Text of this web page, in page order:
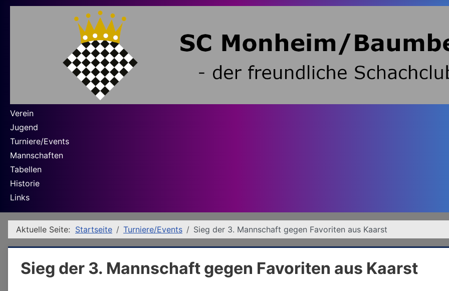
Verein
Jugend
Turniere/Events
Mannschaften
Tabellen
Historie
Links
Aktuelle Seite: Startseite Turniere/Events Sieg der 3. Mannschaft gegen Favoriten aus Kaarst
Sieg der 3. Mannschaft gegen Favoriten aus Kaarst